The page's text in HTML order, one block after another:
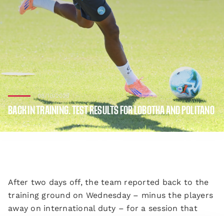
08/10/2025
BACK IN TRAINING. TEST RESULTS FOR LOBOTKA AND POLITANO
After two days off, the team reported back to the
training ground on Wednesday – minus the players
away on international duty – for a session that